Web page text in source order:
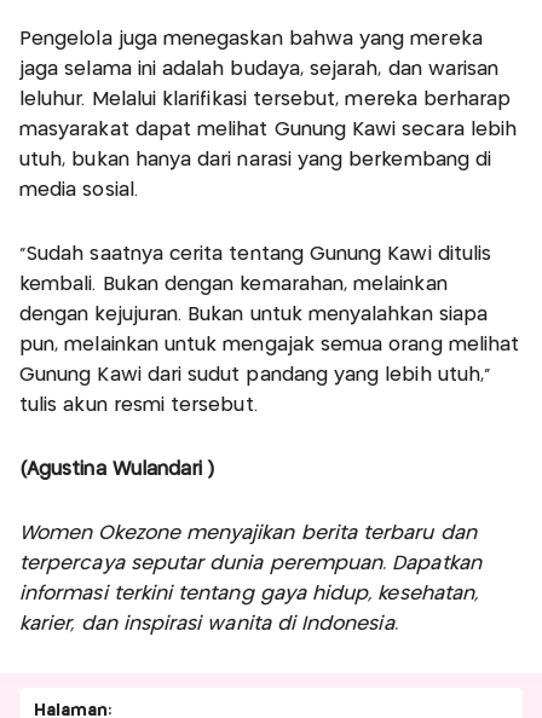
Pengelola juga menegaskan bahwa yang mereka
jaga selama ini adalah budaya, sejarah, dan warisan
leluhur. Melalui klarifikasi tersebut, mereka berharap
masyarakat dapat melihat Gunung Kawi secara lebih
utuh, bukan hanya dari narasi yang berkembang di
media sosial.
“Sudah saatnya cerita tentang Gunung Kawi ditulis
kembali. Bukan dengan kemarahan, melainkan
dengan kejujuran. Bukan untuk menyalahkan siapa
pun, melainkan untuk mengajak semua orang melihat
Gunung Kawi dari sudut pandang yang lebih utuh,”
tulis akun resmi tersebut.
(Agustina Wulandari )
Women Okezone menyajikan berita terbaru dan
terpercaya seputar dunia perempuan. Dapatkan
informasi terkini tentang gaya hidup, kesehatan,
karier, dan inspirasi wanita di Indonesia.
Halaman: